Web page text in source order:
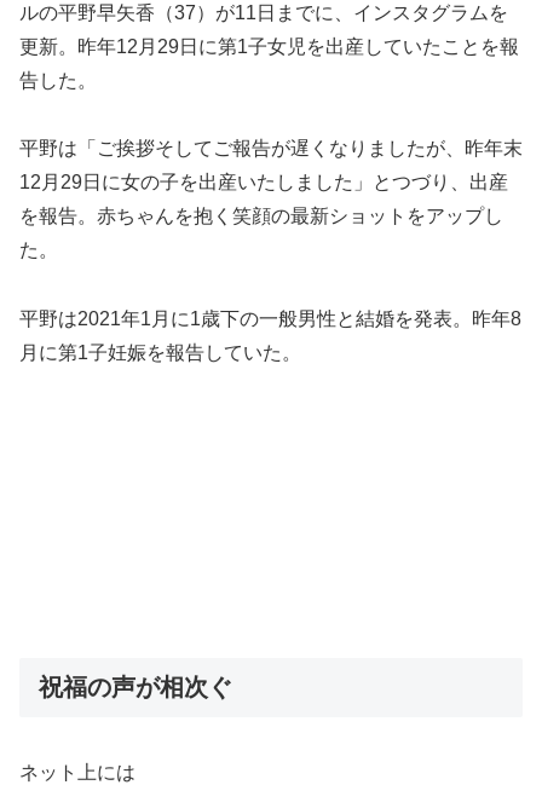
ルの平野早矢香（37）が11日までに、インスタグラムを
更新。昨年12月29日に第1子女児を出産していたことを報
告した。
平野は「ご挨拶そしてご報告が遅くなりましたが、昨年末
12月29日に女の子を出産いたしました」とつづり、出産
を報告。赤ちゃんを抱く笑顔の最新ショットをアップし
た。
平野は2021年1月に1歳下の一般男性と結婚を発表。昨年8
月に第1子妊娠を報告していた。
祝福の声が相次ぐ
ネット上には